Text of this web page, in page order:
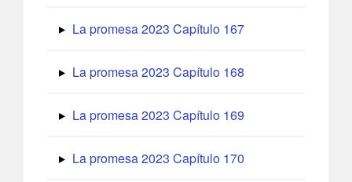
La promesa 2023 Capítulo 167
La promesa 2023 Capítulo 168
La promesa 2023 Capítulo 169
La promesa 2023 Capítulo 170